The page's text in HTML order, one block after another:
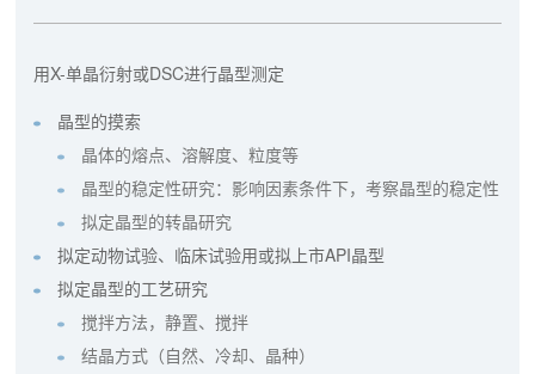
用X-单晶衍射或DSC进行晶型测定
晶型的摸索
晶体的熔点、溶解度、粒度等
晶型的稳定性研究：影响因素条件下，考察晶型的稳定性
拟定晶型的转晶研究
拟定动物试验、临床试验用或拟上市API晶型
拟定晶型的工艺研究
搅拌方法，静置、搅拌
结晶方式（自然、冷却、晶种）